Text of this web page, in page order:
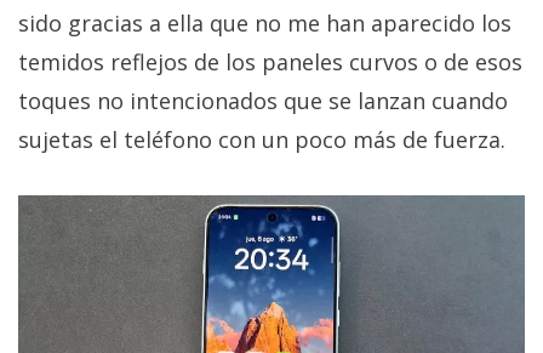
sido gracias a ella que no me han aparecido los
temidos reflejos de los paneles curvos o de esos
toques no intencionados que se lanzan cuando
sujetas el teléfono con un poco más de fuerza.